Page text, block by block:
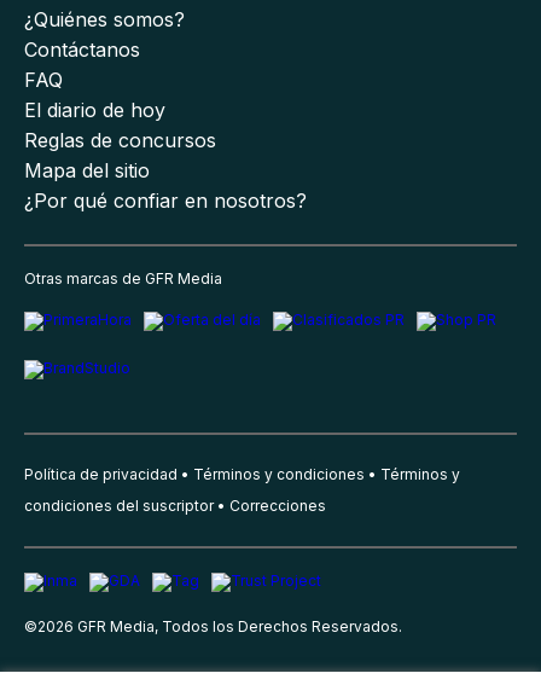
¿Quiénes somos?
Contáctanos
FAQ
El diario de hoy
Reglas de concursos
Mapa del sitio
¿Por qué confiar en nosotros?
Otras marcas de GFR Media
Política de privacidad Términos y condiciones
Términos y
condiciones del suscriptor
Correcciones
©2026 GFR Media, Todos los Derechos Reservados.